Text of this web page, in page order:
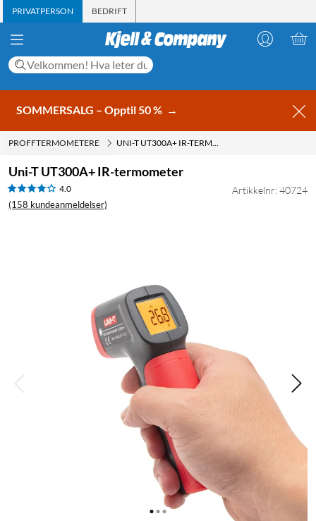
PRIVATPERSON BEDRIFT
SOMMERSALG – Opptil 50 % →
PROFFTERMOMETERE UNI-T UT300A+ IR-TERMOMETER
Uni-T UT300A+ IR-termometer
4.0
(158 kundeanmeldelser)
Artikkelnr: 40724